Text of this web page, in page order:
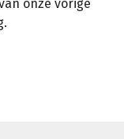
onze vorige